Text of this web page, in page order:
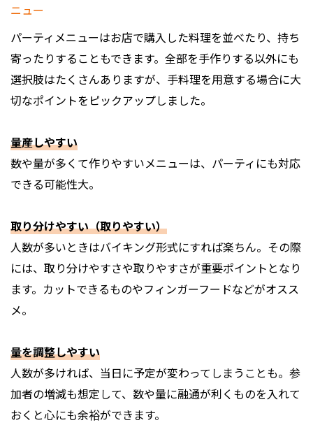
パーティメニューはお店で購入した料理を並べたり、持ち
寄ったりすることもできます。全部を手作りする以外にも
選択肢はたくさんありますが、手料理を用意する場合に大
切なポイントをピックアップしました。
量産しやすい
数や量が多くて作りやすいメニューは、パーティにも対応
できる可能性大。
取り分けやすい（取りやすい）
人数が多いときはバイキング形式にすれば楽ちん。その際
には、取り分けやすさや取りやすさが重要ポイントとなり
ます。カットできるものやフィンガーフードなどがオスス
メ。
量を調整しやすい
人数が多ければ、当日に予定が変わってしまうことも。参
加者の増減も想定して、数や量に融通が利くものを入れて
おくと心にも余裕ができます。